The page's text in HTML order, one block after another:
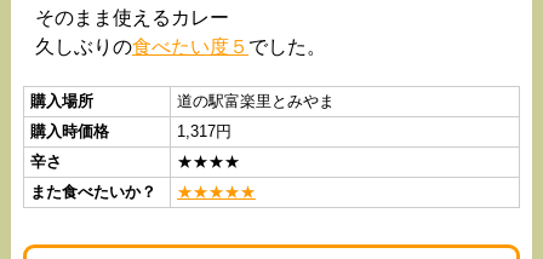
そのまま使えるカレー
久しぶりの食べたい度５ でした。
購入場所
道の駅富楽里とみやま
購入時価格
1,317円
辛さ
★★★★
また食べたいか？
★★★★★